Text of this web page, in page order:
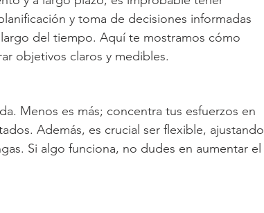
y toma de decisiones informadas
del tiempo. Aquí te mostramos cómo
objetivos claros y medibles.
Menos es más; concentra tus esfuerzos en
Además, es crucial ser flexible, ajustando
Si algo funciona, no dudes en aumentar el